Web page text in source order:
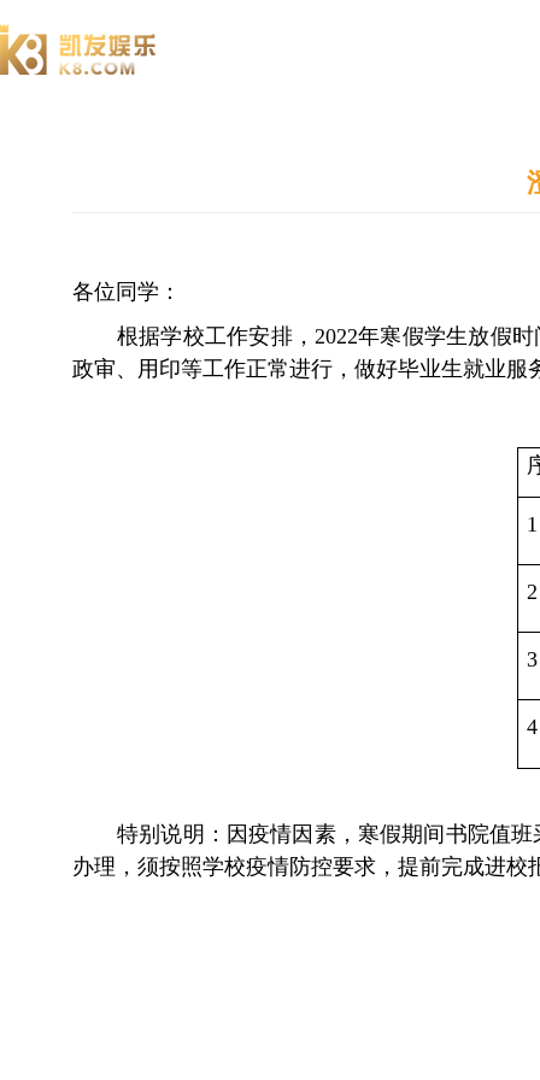
各位同学：
根据学校工作安排，2022年寒假学生放假
政审、用印等工作正常进行，做好毕业生就业
1
2
3
4
特别说明：因疫情因素，寒假期间书院值
办理，须按照学校疫情防控要求，提前完成进